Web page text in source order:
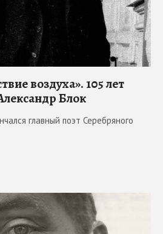
воздуха». 105 лет
Блок
главный поэт Серебряного